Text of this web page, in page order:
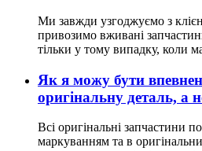
Ми завжди узгоджуємо з
привозимо вживані
тільки у тому випадку, коли
Як я можу бути
оригінальну деталь, а
Всі оригінальні запчастини
маркуванням та в